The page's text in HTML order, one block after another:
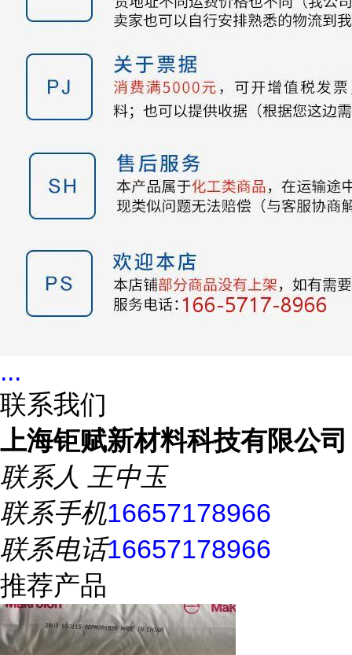
...
联系我们
上海钜赋新材料科技有限公司
联系人 王中玉
联系手机16657178966
联系电话16657178966
推荐产品